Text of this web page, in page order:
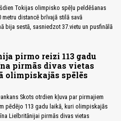
Tokijas olimpisko spēļu peldēšanas
metru distancē brīvajā stilā savā
bija sestā, sasniedzot 37.vietu un pusfinālā
pirmo reizi 113 gadu
pirmās divas vietas
olimpiskajās spēlēs
Skots otrdien kļuva par pirmajiem
pēdējo 113 gadu laikā, kuri olimpiskajās
Lielbritānijai pirmās divas vietas